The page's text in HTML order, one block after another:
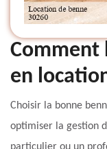
Comment
en
Choisir la bonne
optimiser la gestion
particulier ou un